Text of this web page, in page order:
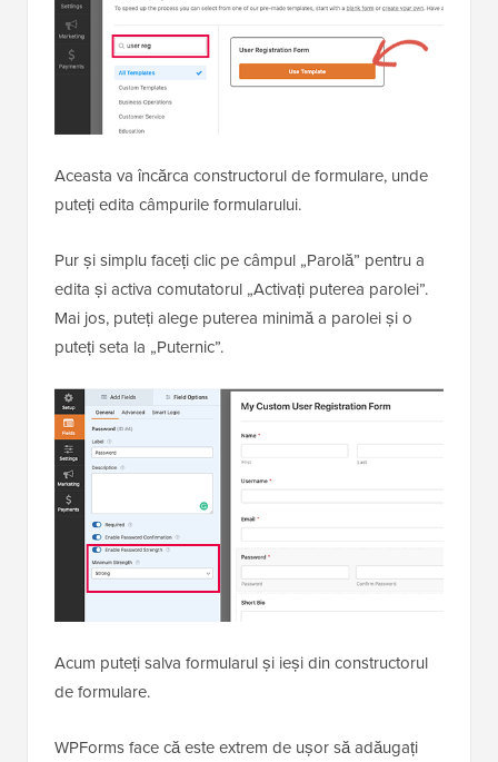
Aceasta va încărca constructorul de formulare, unde
puteți edita câmpurile formularului.
Pur și simplu faceți clic pe câmpul „Parolă” pentru a
edita și activa comutatorul „Activați puterea parolei”.
Mai jos, puteți alege puterea minimă a parolei și o
puteți seta la „Puternic”.
Acum puteți salva formularul și ieși din constructorul
de formulare.
WPForms face că este extrem de ușor să adăugați